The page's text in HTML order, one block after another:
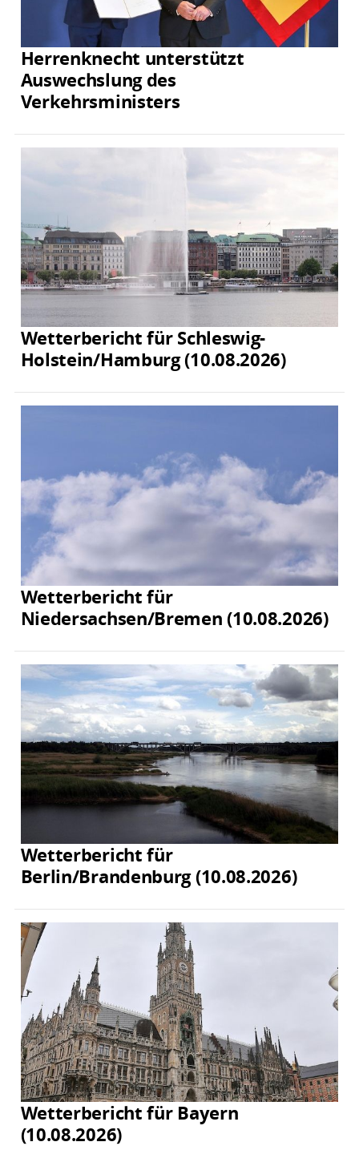
Herrenknecht unterstützt
Auswechslung des
Verkehrsministers
Wetterbericht für Schleswig-
Holstein/Hamburg (10.08.2026)
Wetterbericht für
Niedersachsen/Bremen (10.08.2026)
Wetterbericht für
Berlin/Brandenburg (10.08.2026)
Wetterbericht für Bayern
(10.08.2026)